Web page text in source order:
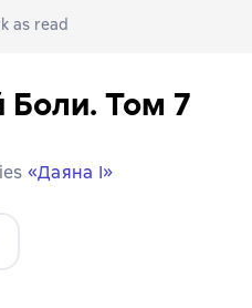
as read
Боли. Том 7
«Даяна I»